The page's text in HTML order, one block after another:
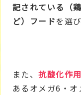
記されている（
ど）フードを選
また、 抗酸化作用
あるオメガ6・